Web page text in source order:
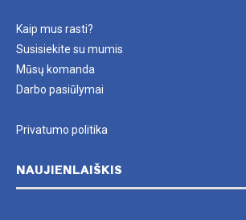
Kaip mus rasti?
Susisiekite su mumis
Mūsų komanda
Darbo pasiūlymai
Privatumo politika
NAUJIENLAIŠKIS